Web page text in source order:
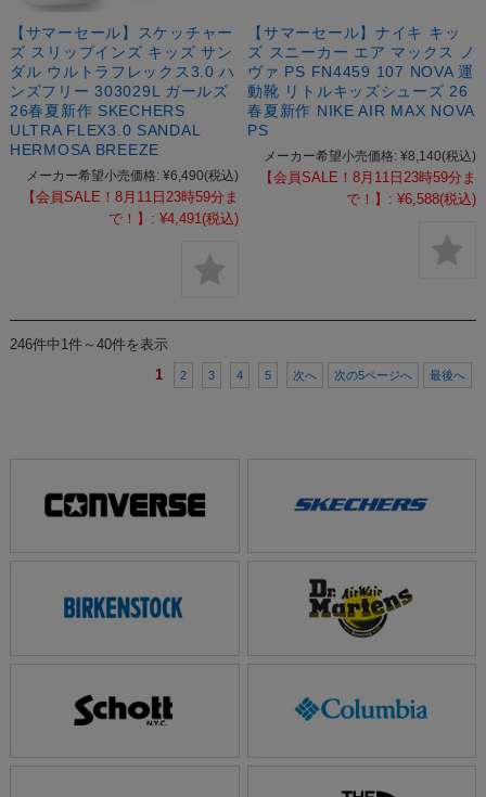
【サマーセール】スケッチャー
ズ スリップインズ キッズ サン
ダル ウルトラフレックス3.0 ハ
ンズフリー 303029L ガールズ
26春夏新作 SKECHERS
ULTRA FLEX3.0 SANDAL
HERMOSA BREEZE
メーカー希望小売価格: ¥6,490(税込)
【会員SALE！8月11日23時59分ま
で！】: ¥4,491(税込)
【サマーセール】ナイキ キッ
ズ スニーカー エア マックス ノ
ヴァ PS FN4459 107 NOVA 運
動靴 リトルキッズシューズ 26
春夏新作 NIKE AIR MAX NOVA
PS
メーカー希望小売価格: ¥8,140(税込)
【会員SALE！8月11日23時59分ま
で！】: ¥6,588(税込)
246件中1件～40件を表示
1
2 3 4 5 次へ 次の5ページへ 最後へ